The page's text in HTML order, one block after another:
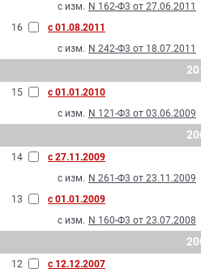
с изм. N 162-Ф3 от 27.06.2011
16
с 01.08.2011
с изм. N 242-Ф3 от 18.07.2011
15
с 01.01.2010
с изм. N 121-Ф3 от 03.06.2009
14
с 27.11.2009
с изм. N 261-Ф3 от 23.11.2009
13
с 01.01.2009
с изм. N 160-Ф3 от 23.07.2008
12
с 12.12.2007